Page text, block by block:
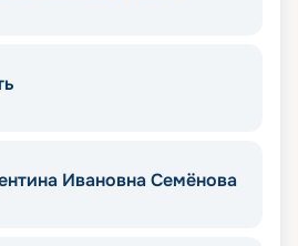
Ивановна Семёнова